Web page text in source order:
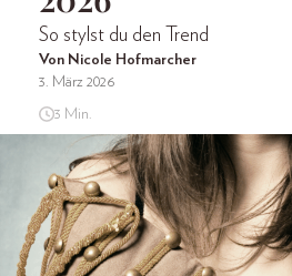
So stylst du den Trend
Von Nicole Hofmarcher
3. März 2026
3 Min.